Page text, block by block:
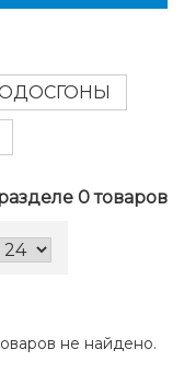
0 товаров
не найдено.